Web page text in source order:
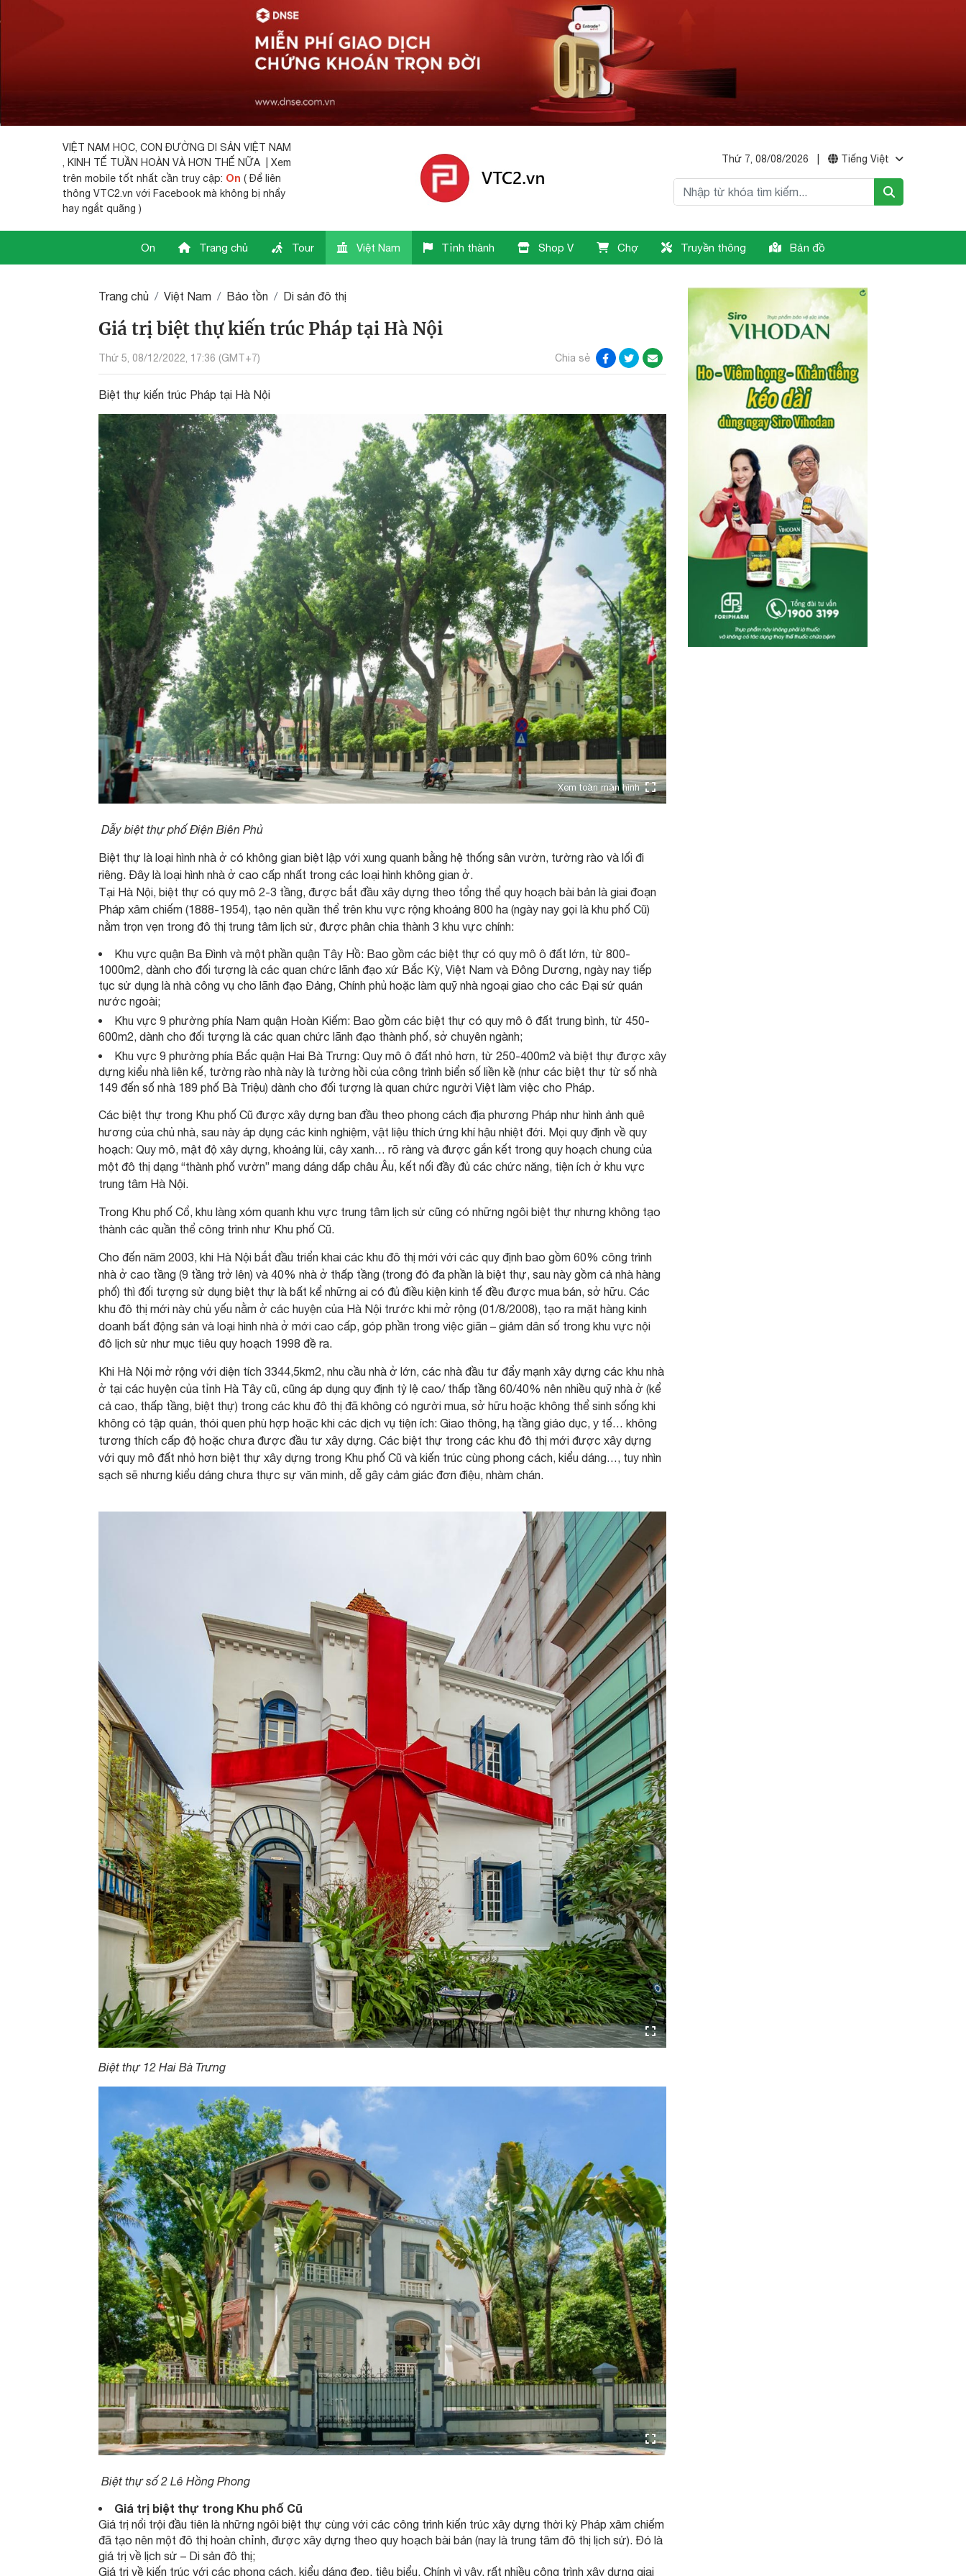
VIỆT NAM HỌC, CON ĐƯỜNG DI SẢN VIỆT NAM
, KINH TẾ TUẦN HOÀN VÀ HƠN THẾ NỮA | Xem
trên mobile tốt nhất cần truy cập: On ( Để liên
thông VTC2.vn với Facebook mà không bị nhẩy
hay ngắt quãng )
Thứ 7, 08/08/2026 Tiếng Việt
On Trang chủ Tour Việt Nam Tỉnh thành Shop V Chợ Truyền thông Bản đồ
Trang chủ Việt Nam Bảo tồn Di sản đô thị
Giá trị biệt thự kiến trúc Pháp tại Hà Nội
Thứ 5, 08/12/2022, 17:36 (GMT+7) Chia sẻ
Biệt thự kiến trúc Pháp tại Hà Nội
Xem toàn màn hình
Dẫy biệt thự phố Điện Biên Phủ
Biệt thự là loại hình nhà ở có không gian biệt lập với xung quanh bằng hệ thống sân vườn, tường rào và lối đi
riêng. Đây là loại hình nhà ở cao cấp nhất trong các loại hình không gian ở.
Tại Hà Nội, biệt thự có quy mô 2-3 tầng, được bắt đầu xây dựng theo tổng thể quy hoạch bài bản là giai đoạn
Pháp xâm chiếm (1888-1954), tạo nên quần thể trên khu vực rộng khoảng 800 ha (ngày nay gọi là khu phố Cũ)
nằm trọn vẹn trong đô thị trung tâm lịch sử, được phân chia thành 3 khu vực chính:
Khu vực quận Ba Đình và một phần quận Tây Hồ: Bao gồm các biệt thự có quy mô ô đất lớn, từ 800-
1000m2, dành cho đối tượng là các quan chức lãnh đạo xứ Bắc Kỳ, Việt Nam và Đông Dương, ngày nay tiếp
tục sử dụng là nhà công vụ cho lãnh đạo Đảng, Chính phủ hoặc làm quỹ nhà ngoại giao cho các Đại sứ quán
nước ngoài;
Khu vực 9 phường phía Nam quận Hoàn Kiếm: Bao gồm các biệt thự có quy mô ô đất trung bình, từ 450-
600m2, dành cho đối tượng là các quan chức lãnh đạo thành phố, sở chuyên ngành;
Khu vực 9 phường phía Bắc quận Hai Bà Trưng: Quy mô ô đất nhỏ hơn, từ 250-400m2 và biệt thự được xây
dựng kiểu nhà liên kế, tường rào nhà này là tường hồi của công trình biển số liền kề (như các biệt thự từ số nhà
149 đến số nhà 189 phố Bà Triệu) dành cho đối tượng là quan chức người Việt làm việc cho Pháp.
Các biệt thự trong Khu phố Cũ được xây dựng ban đầu theo phong cách địa phương Pháp như hình ảnh quê
hương của chủ nhà, sau này áp dụng các kinh nghiệm, vật liệu thích ứng khí hậu nhiệt đới. Mọi quy định về quy
hoạch: Quy mô, mật độ xây dựng, khoảng lùi, cây xanh… rõ ràng và được gắn kết trong quy hoạch chung của
một đô thị dạng “thành phố vườn” mang dáng dấp châu Âu, kết nối đầy đủ các chức năng, tiện ích ở khu vực
trung tâm Hà Nội.
Trong Khu phố Cổ, khu làng xóm quanh khu vực trung tâm lịch sử cũng có những ngôi biệt thự nhưng không tạo
thành các quần thể công trình như Khu phố Cũ.
Cho đến năm 2003, khi Hà Nội bắt đầu triển khai các khu đô thị mới với các quy định bao gồm 60% công trình
nhà ở cao tầng (9 tầng trở lên) và 40% nhà ở thấp tầng (trong đó đa phần là biệt thự, sau này gồm cả nhà hàng
phố) thì đối tượng sử dụng biệt thự là bất kể những ai có đủ điều kiện kinh tế đều được mua bán, sở hữu. Các
khu đô thị mới này chủ yếu nằm ở các huyện của Hà Nội trước khi mở rộng (01/8/2008), tạo ra mặt hàng kinh
doanh bất động sản và loại hình nhà ở mới cao cấp, góp phần trong việc giãn – giảm dân số trong khu vực nội
đô lịch sử như mục tiêu quy hoạch 1998 đề ra.
Khi Hà Nội mở rộng với diện tích 3344,5km2, nhu cầu nhà ở lớn, các nhà đầu tư đẩy mạnh xây dựng các khu nhà
ở tại các huyện của tỉnh Hà Tây cũ, cũng áp dụng quy định tỷ lệ cao/ thấp tầng 60/40% nên nhiều quỹ nhà ở (kể
cả cao, thấp tầng, biệt thự) trong các khu đô thị đã không có người mua, sở hữu hoặc không thể sinh sống khi
không có tập quán, thói quen phù hợp hoặc khi các dịch vụ tiện ích: Giao thông, hạ tầng giáo dục, y tế… không
tương thích cấp độ hoặc chưa được đầu tư xây dựng. Các biệt thự trong các khu đô thị mới được xây dựng
với quy mô đất nhỏ hơn biệt thự xây dựng trong Khu phố Cũ và kiến trúc cùng phong cách, kiểu dáng…, tuy nhìn
sạch sẽ nhưng kiểu dáng chưa thực sự văn minh, dễ gây cảm giác đơn điệu, nhàm chán.
Biệt thự 12 Hai Bà Trưng
Biệt thự số 2 Lê Hồng Phong
Giá trị biệt thự trong Khu phố Cũ
Giá trị nổi trội đầu tiên là những ngôi biệt thự cùng với các công trình kiến trúc xây dựng thời kỳ Pháp xâm chiếm
đã tạo nên một đô thị hoàn chỉnh, được xây dựng theo quy hoạch bài bản (nay là trung tâm đô thị lịch sử). Đó là
giá trị về lịch sử – Di sản đô thị;
Giá trị về kiến trúc với các phong cách, kiểu dáng đẹp, tiêu biểu. Chính vì vậy, rất nhiều công trình xây dựng giai